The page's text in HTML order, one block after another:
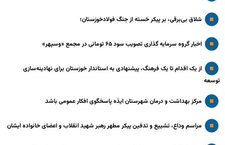
شلاق‌ بی‌برقی، بر پیکر خسته‌ از جنگ فولادخوزستان؛
اخبار گروه سرمایه گذاری تصویب سود ۶۵ تومانی در مجمع «وسپهر»
از یک اقدام تا یک فرهنگ، پیشنهادی به استاندار خوزستان برای نهادینه‌سازی
توسعه
مرکز بهداشت و درمان شهرستان ایذه پاسخگوی افکار عمومی باشد
مراسم وداع، تشییع و تدفین پیکر مطهر رهبر شهید انقلاب و اعضای خانواده ایشان